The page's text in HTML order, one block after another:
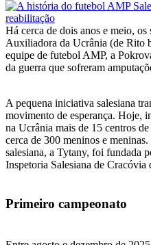
Há cerca de dois anos e meio,
Auxiliadora da Ucrânia (de Rito
equipe de futebol AMP, a
da guerra que sofreram
A pequena iniciativa salesiana
movimento de esperança. Hoje,
na Ucrânia mais de 15 centros
cerca de 300 meninos e
salesiana, a Tytany, foi fundada
Inspetoria Salesiana de Cracóvia
Primeiro campeonato